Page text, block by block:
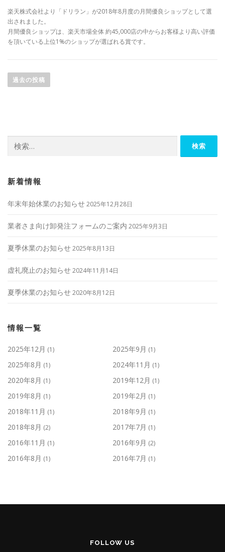
楽天株式会社より「ドリラン」が2018年8月度の月間優良ショップとして選
出されました。
月間優良ショップは、楽天市場全体 約45,000店の中からお客様より高い評価
を頂いている上位1%のショップが選ばれる賞です。
稿
シ
過去の投稿
索:
新着情報
年末年始休業のお知らせ2025年12月28日
業者さま向け卸発注フォームのご案内 2025年9月3日
夏季休業のお知らせ2025年8月13日
虚礼廃止のお知らせ2024年11月14日
夏季休業のお知らせ2020年8月12日
情報一覧
2025年12月 (1) 2025年9月 (1)
2025年8月 (1) 2024年11月 (1)
2020年8月 (1) 2019年12月 (1)
2019年8月 (1) 2019年2月 (1)
2018年11月 (1) 2018年9月 (1)
2018年8月 (2) 2017年7月 (1)
2016年11月 (1) 2016年9月 (2)
2016年8月 (1) 2016年7月 (1)
FOLLOW US